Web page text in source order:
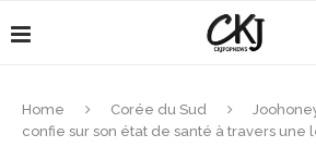
Home Corée du Sud
confie sur son état de santé à travers une